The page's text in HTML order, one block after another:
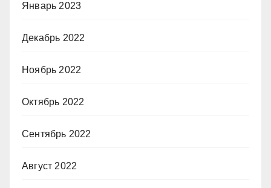
Январь 2023
Декабрь 2022
Ноябрь 2022
Октябрь 2022
Сентябрь 2022
Август 2022